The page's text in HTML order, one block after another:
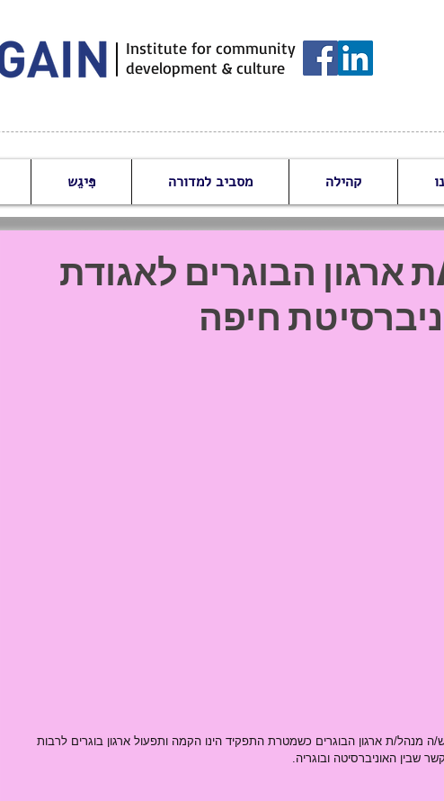
Institute for community
development & culture
פִּיגֵש מסביב למדורה קהילה
ארגון הבוגרים לאגודת
חיפה
ה מנהל/ת ארגון הבוגרים כשמטרת התפקיד הינו הקמה ותפעול ארגון בוגרים לרבות
שבין האוניברסיטה ובוגריה.